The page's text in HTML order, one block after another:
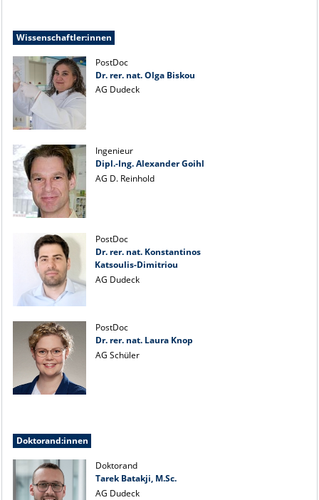
Wissenschaftler:innen
PostDoc
Dr. rer. nat. Olga Biskou
AG Dudeck
Ingenieur
Dipl.-Ing. Alexander Goihl
AG D. Reinhold
PostDoc
Dr. rer. nat. Konstantinos
Katsoulis-Dimitriou
AG Dudeck
PostDoc
Dr. rer. nat. Laura Knop
AG Schüler
Doktorand:innen
Doktorand
Tarek Batakji, M.Sc.
AG Dudeck